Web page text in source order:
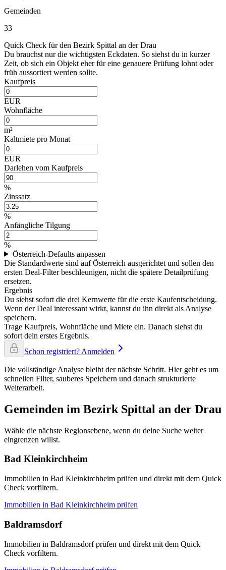
Gemeinden
33
Quick Check für den Bezirk Spittal an der Drau
Du brauchst nur die wichtigsten Eckdaten. So siehst du in kurzer
Zeit, ob sich ein Objekt eher für eine genauere Prüfung lohnt oder
früh aussortiert werden sollte.
Kaufpreis
EUR
Wohnfläche
m²
Kaltmiete pro Monat
EUR
Darlehen vom Kaufpreis
%
Zinssatz
%
Anfängliche Tilgung
%
Österreich-Defaults anpassen
Die Standardwerte sind auf Österreich ausgerichtet und sollen den
ersten Deal-Filter beschleunigen, nicht die spätere Detailprüfung
ersetzen.
Ergebnis
Du siehst sofort die drei Kernwerte für die erste Kaufentscheidung.
Wenn der Deal interessant wirkt, kannst du ihn direkt als Analyse
speichern.
Trage Kaufpreis, Wohnfläche und Miete ein. Danach siehst du
sofort dein erstes Ergebnis.
Schon registriert? Anmelden
Die vollständige Analyse bleibt der nächste Schritt. Hier geht es um
schnellen Filter, sauberes Speichern und danach strukturierte
Weiterarbeit.
Gemeinden im Bezirk Spittal an der Drau
Wähle die nächste Regionsebene, wenn du deine Suche weiter
eingrenzen willst.
Bad Kleinkirchheim
Immobilien in Bad Kleinkirchheim prüfen und direkt mit dem Quick
Check vorfiltern.
Immobilien in Bad Kleinkirchheim prüfen
Baldramsdorf
Immobilien in Baldramsdorf prüfen und direkt mit dem Quick
Check vorfiltern.